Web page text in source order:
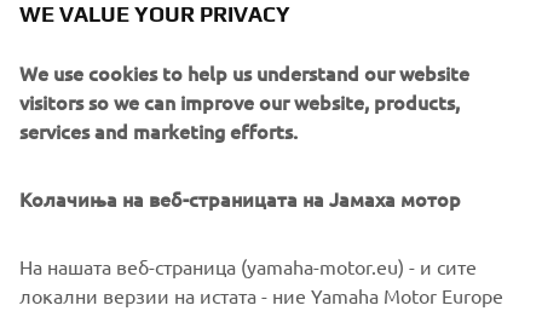
WHAT TO READ NEXT
WE VALUE YOUR PRIVACY
We use cookies to help us understand our website
visitors so we can improve our website, products,
services and marketing efforts.
Колачиња на веб-страницата на Јамаха мотор
На нашата веб-страница (yamaha-motor.eu) - и сите
локални верзии на истата - ние Yamaha Motor Europe